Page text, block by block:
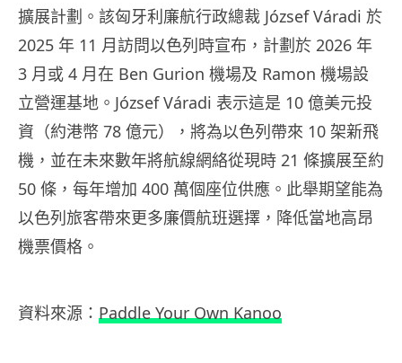
擴展計劃。該匈牙利廉航行政總裁 József Váradi 於
2025 年 11 月訪問以色列時宣布，計劃於 2026 年
3 月或 4 月在 Ben Gurion 機場及 Ramon 機場設
立營運基地。József Váradi 表示這是 10 億美元投
資（約港幣 78 億元），將為以色列帶來 10 架新飛
機，並在未來數年將航線網絡從現時 21 條擴展至約
50 條，每年增加 400 萬個座位供應。此舉期望能為
以色列旅客帶來更多廉價航班選擇，降低當地高昂
機票價格。
資料來源： Paddle Your Own Kanoo